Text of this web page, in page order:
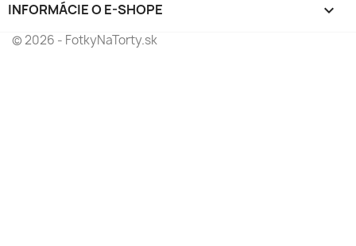
INFORMÁCIE O E-SHOPE keyboard_arrow_down
© 2026 - FotkyNaTorty.sk